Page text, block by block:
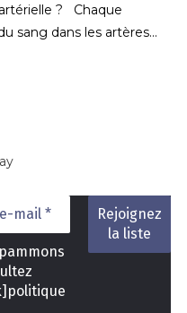
? Chaque
sang dans les artères...